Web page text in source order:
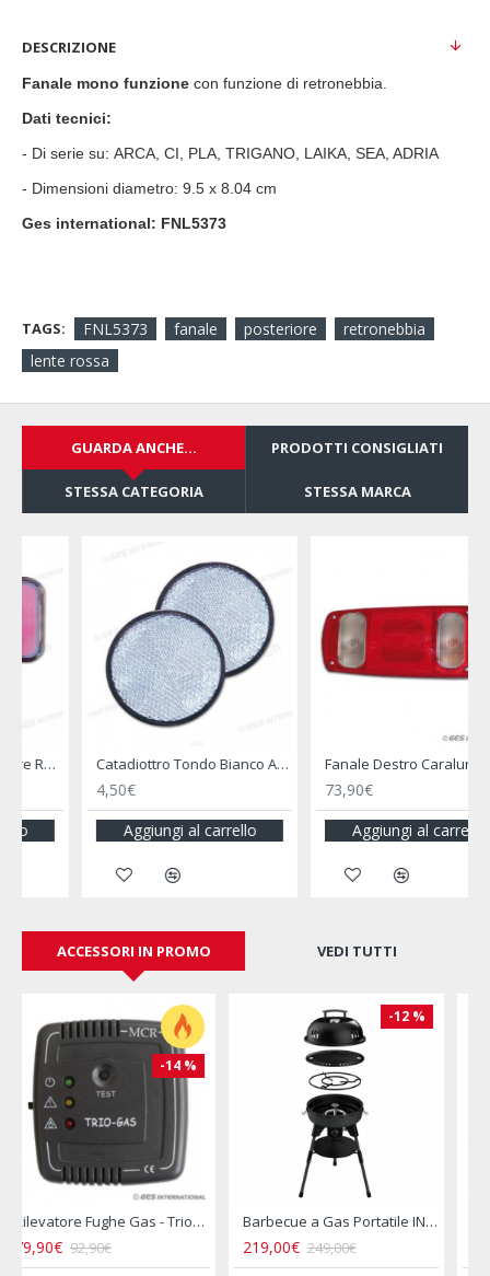
DESCRIZIONE
Fanale mono funzione con funzione di retronebbia.
Dati tecnici:
- Di serie su: ARCA, CI, PLA, TRIGANO, LAIKA, SEA, ADRIA
- Dimensioni diametro: 9.5 x 8.04 cm
Ges international: FNL5373
TAGS: FNL5373 fanale posteriore
retronebbia
lente rossa
GUARDA ANCHE... PRODOTTI CONSIGLIATI
STESSA CATEGORIA STESSA MARCA
Fanale Destro Caraluna i per Camper - HELLA
Aggiungi al carrello
Fanale di Direzone per Modulo Componibile Lampadina Arancione - JOKON
Aggiungi al carrello
ACCESSORI IN PROMO VEDI TUTTI
-20 %
Bollitore 2L Acciaio Inox per Camper e Campeggio
16,00€ 19,90€
-34 %
16,90€ 25,50€